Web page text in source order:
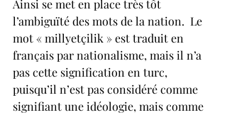
Ainsi se met en place très tôt
l’ambiguïté des mots de la nation.  Le
mot « millyetçilik » est traduit en
français par nationalisme, mais il n’a
pas cette signification en turc,
puisqu’il n’est pas considéré comme
signifiant une idéologie, mais comme